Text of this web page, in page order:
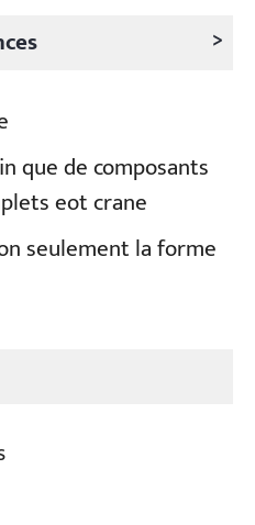
>
que de composants
eot crane
seulement la forme